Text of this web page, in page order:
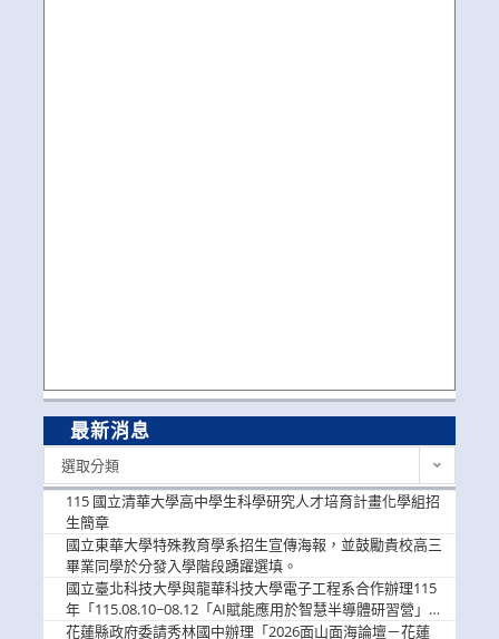
最新消息
選取分類
115 國立清華大學高中學生科學研究人才培育計畫化學組招
生簡章
國立東華大學特殊教育學系招生宣傳海報，並鼓勵貴校高三
畢業同學於分發入學階段踴躍選填。
國立臺北科技大學與龍華科技大學電子工程系合作辦理115
年「115.08.10~08.12「AI賦能應用於智慧半導體研習營」，
歡迎學生踴躍報名參加
花蓮縣政府委請秀林國中辦理「2026面山面海論壇－花蓮